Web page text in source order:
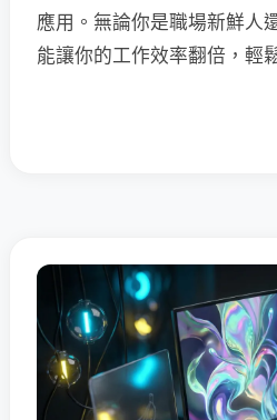
應用。無論你是職場新鮮人
能讓你的工作效率翻倍，輕